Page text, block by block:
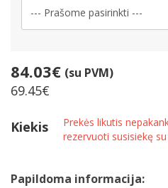
84.03€ (su PVM)
69.45€
Kiekis
Prekės likutis
rezervuoti susisiekę
Papildoma informacija: